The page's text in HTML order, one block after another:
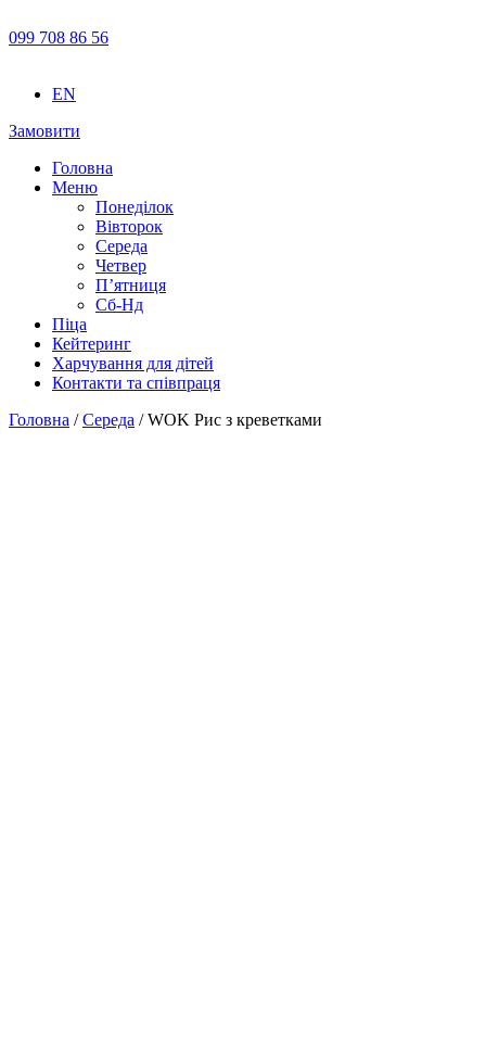
099 708 86 56
EN
Замовити
Головна
Меню
Понеділок
Вівторок
Середа
Четвер
П’ятниця
Сб-Нд
Піца
Кейтеринг
Харчування для дітей
Контакти та співпраця
Головна /Середа / WOK Рис з креветками